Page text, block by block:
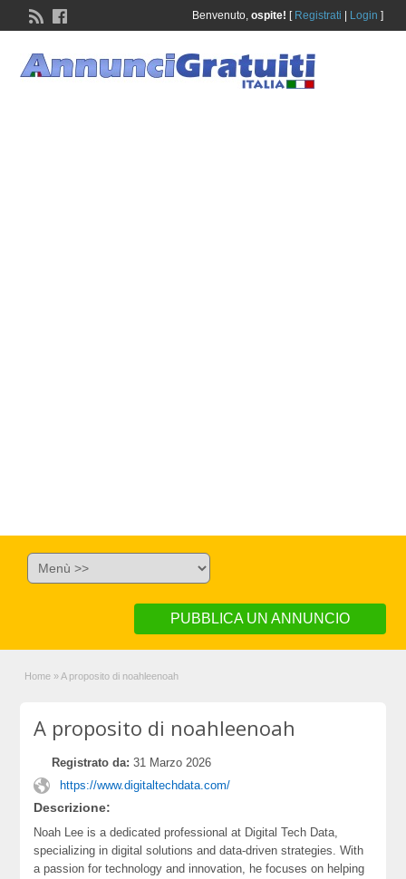
Benvenuto, ospite! [ Registrati Login ]
PUBBLICA UN ANNUNCIO
Home » A proposito di noahleenoah
A proposito di noahleenoah
Registrato da: 31 Marzo 2026
https://www.digitaltechdata.com/
Descrizione:
Noah Lee is a dedicated professional at Digital Tech Data,
specializing in digital solutions and data-driven strategies. With
a passion for technology and innovation, he focuses on helping